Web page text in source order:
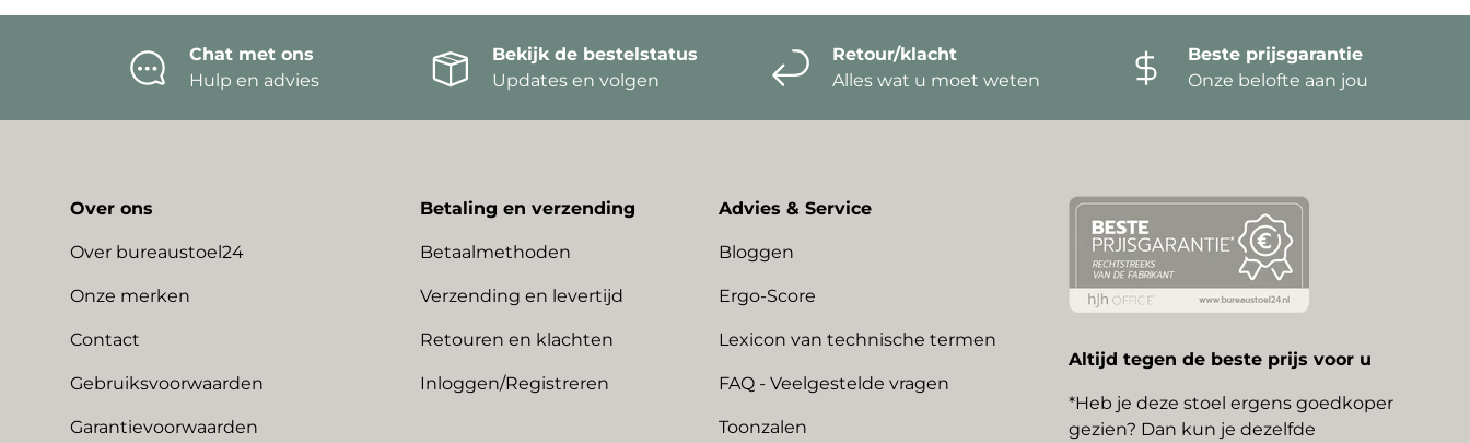
Chat met ons
Hulp en advies
Bekijk de bestelstatus
Updates en volgen
Retour/klacht
Alles wat u moet weten
Beste prijsgarantie
Onze belofte aan jou
Over ons
Over bureaustoel24
Onze merken
Contact
Gebruiksvoorwaarden
Garantievoorwaarden
Betaling en verzending
Betaalmethoden
Verzending en levertijd
Retouren en klachten
Inloggen/Registreren
Advies & Service
Bloggen
Ergo-Score
Lexicon van technische termen
FAQ - Veelgestelde vragen
Toonzalen
Altijd tegen de beste prijs voor u
*Heb je deze stoel ergens goedkoper
gezien? Dan kun je dezelfde